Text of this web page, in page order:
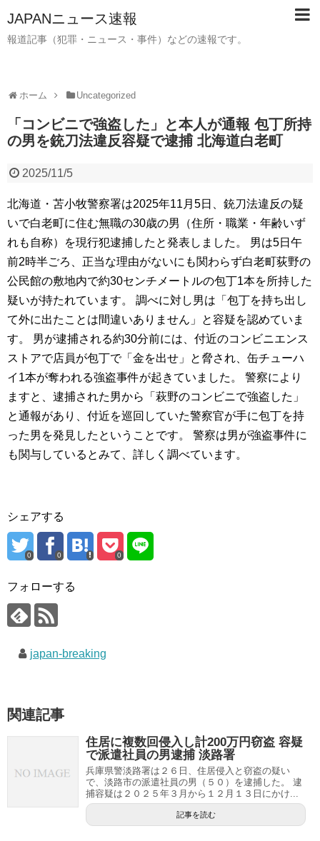
JAPANニュース速報
報道記事（犯罪・ニュース・事件）などの速報です。
ホーム Uncategorized
「コンビニで強盗した」と本人が通報 包丁所持
の男を銃刀法違反容疑で逮捕 北海道白老町
2025/11/5
北海道・苫小牧警察署は2025年11月5日、銃刀法違反の疑
いで白老町に住む無職の30歳の男（住所・職業・年齢いず
れも自称）を現行犯逮捕したと発表しました。 男は5日午
前2時半ごろ、正当な理由がないにも関わらず白老町荻野の
公民館の敷地内で約30センチメートルの包丁1本を所持した
疑いが持たれています。 調べに対し男は「包丁を持ち出し
て外に出たことは間違いありません」と容疑を認めていま
す。 男が逮捕される約30分前には、付近のコンビニエンス
ストアで店員が包丁で「金を出せ」と脅され、缶チューハ
イ1本が奪われる強盗事件が起きていました。 警察により
ますと、逮捕された男から「萩野のコンビニで強盗した」
と通報があり、付近を巡回していた警察官が手に包丁を持
った男を発見したということです。 警察は男が強盗事件に
も関与しているとみて、詳しく調べています。
シェアする
0 0 0
フォローする
japan-breaking
関連記事
住居に複数回侵入し計200万円窃盗 容疑
で派遣社員の男逮捕 淡路署
兵庫県警淡路署は２６日、住居侵入と窃盗の疑い
で、淡路市の派遣社員の男（５０）を逮捕した。 逮
捕容疑は２０２５年３月から１２月１３日にかけ...
記事を読む